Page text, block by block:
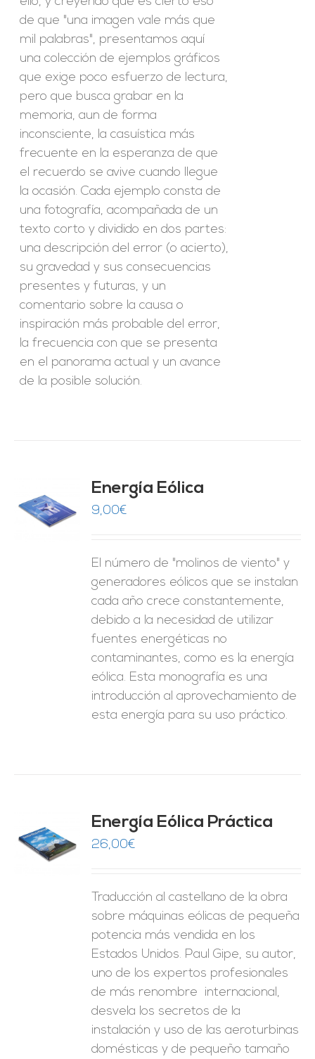
de que "una imagen vale más que
mil palabras", presentamos aquí
una colección de ejemplos gráficos
que exige poco esfuerzo de lectura,
pero que busca grabar en la
memoria, aun de forma
inconsciente, la casuística más
frecuente en la esperanza de que
el recuerdo se avive cuando llegue
la ocasión. Cada ejemplo consta de
una fotografía, acompañada de un
texto corto y dividido en dos partes:
una descripción del error (o acierto),
su gravedad y sus consecuencias
presentes y futuras, y un
comentario sobre la causa o
inspiración más probable del error,
la frecuencia con que se presenta
en el panorama actual y un avance
de la posible solución.
Energía Eólica
9,00€
El número de "molinos de viento" y
generadores eólicos que se instalan
cada año crece constantemente,
debido a la necesidad de utilizar
fuentes energéticas no
contaminantes, como es la energía
eólica. Esta monografía es una
introducción al aprovechamiento de
esta energía para su uso práctico.
Energía Eólica Práctica
26,00€
Traducción al castellano de la obra
sobre máquinas eólicas de pequeña
potencia más vendida en los
Estados Unidos. Paul Gipe, su autor,
uno de los expertos profesionales
de más renombre internacional,
desvela los secretos de la
instalación y uso de las aeroturbinas
domésticas y de pequeño tamaño